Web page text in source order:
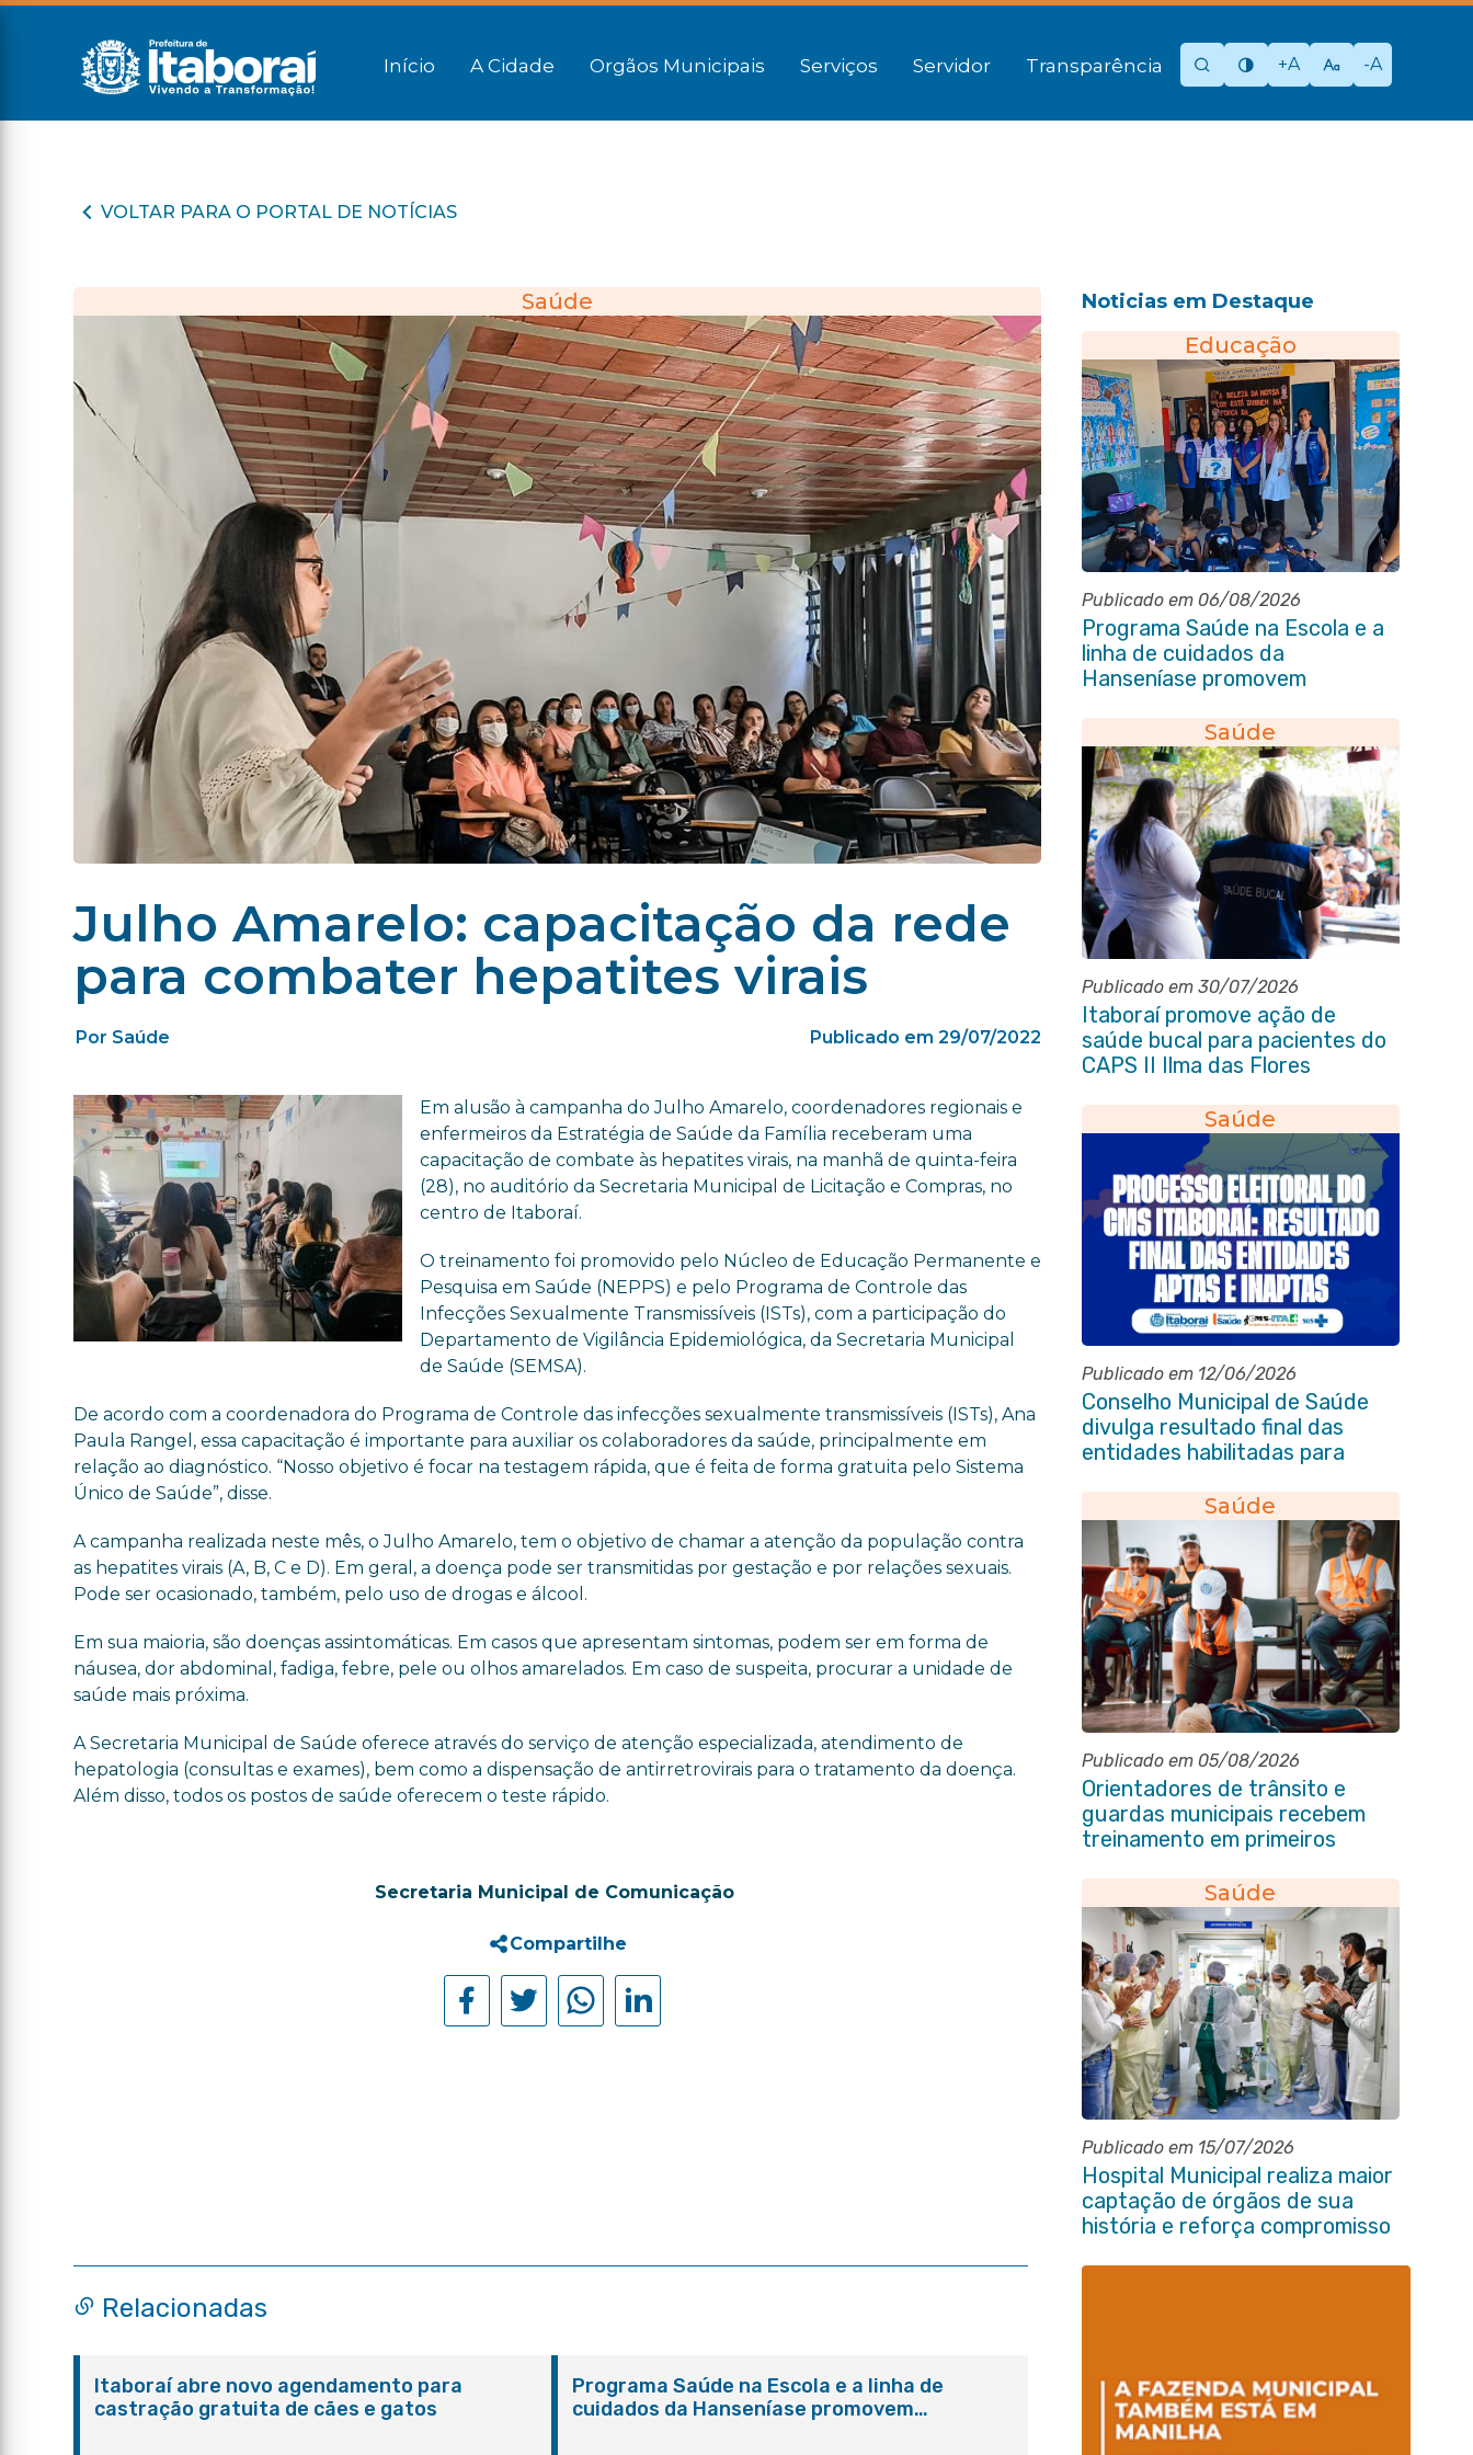
Início A Cidade Orgãos Municipais Serviços Servidor Transparência +A -A
VOLTAR PARA O PORTAL DE NOTÍCIAS
Saúde
Julho Amarelo: capacitação da rede
para combater hepatites virais
Por Saúde Publicado em 29/07/2022
Em alusão à campanha do Julho Amarelo, coordenadores regionais e
enfermeiros da Estratégia de Saúde da Família receberam uma
capacitação de combate às hepatites virais, na manhã de quinta-feira
(28), no auditório da Secretaria Municipal de Licitação e Compras, no
centro de Itaboraí.
O treinamento foi promovido pelo Núcleo de Educação Permanente e
Pesquisa em Saúde (NEPPS) e pelo Programa de Controle das
Infecções Sexualmente Transmissíveis (ISTs), com a participação do
Departamento de Vigilância Epidemiológica, da Secretaria Municipal
de Saúde (SEMSA).
De acordo com a coordenadora do Programa de Controle das infecções sexualmente transmissíveis (ISTs), Ana
Paula Rangel, essa capacitação é importante para auxiliar os colaboradores da saúde, principalmente em
relação ao diagnóstico. “Nosso objetivo é focar na testagem rápida, que é feita de forma gratuita pelo Sistema
Único de Saúde”, disse.
A campanha realizada neste mês, o Julho Amarelo, tem o objetivo de chamar a atenção da população contra
as hepatites virais (A, B, C e D). Em geral, a doença pode ser transmitidas por gestação e por relações sexuais.
Pode ser ocasionado, também, pelo uso de drogas e álcool.
Em sua maioria, são doenças assintomáticas. Em casos que apresentam sintomas, podem ser em forma de
náusea, dor abdominal, fadiga, febre, pele ou olhos amarelados. Em caso de suspeita, procurar a unidade de
saúde mais próxima.
A Secretaria Municipal de Saúde oferece através do serviço de atenção especializada, atendimento de
hepatologia (consultas e exames), bem como a dispensação de antirretrovirais para o tratamento da doença.
Além disso, todos os postos de saúde oferecem o teste rápido.
Secretaria Municipal de Comunicação
Compartilhe
Noticias em Destaque
Educação
Publicado em 06/08/2026
Programa Saúde na Escola e a
linha de cuidados da
Hanseníase promovem
hanseníase na E.M Adelaide de
Magalhães Seabra
Saúde
Publicado em 30/07/2026
Itaboraí promove ação de
saúde bucal para pacientes do
CAPS II Ilma das Flores
Saúde
Publicado em 12/06/2026
Conselho Municipal de Saúde
divulga resultado final das
entidades habilitadas para
2030
Saúde
Publicado em 05/08/2026
Orientadores de trânsito e
guardas municipais recebem
treinamento em primeiros
Saúde
Publicado em 15/07/2026
Hospital Municipal realiza maior
captação de órgãos de sua
história e reforça compromisso
Relacionadas
Itaboraí abre novo agendamento para
castração gratuita de cães e gatos
Programa Saúde na Escola e a linha de
cuidados da Hanseníase promovem